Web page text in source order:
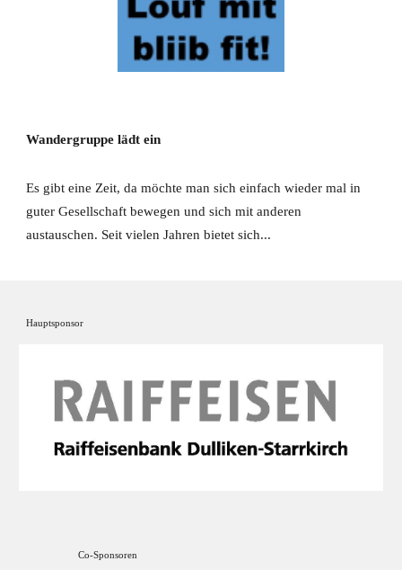
Wandergruppe lädt ein
Es gibt eine Zeit, da möchte man sich einfach wieder mal in
guter Gesellschaft bewegen und sich mit anderen
austauschen. Seit vielen Jahren bietet sich...
Hauptsponsor
Co-Sponsoren